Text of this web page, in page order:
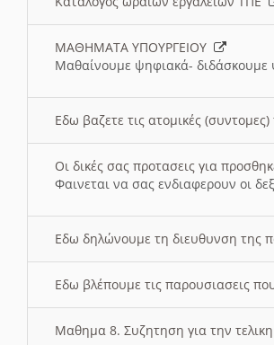
ΜΑΘΗΜΑΤΑ ΥΠΟΥΡΓΕΙΟΥ
Μαθαίνουμε ψηφιακά- διδάσκουμε
Εδω βαζετε τις ατομικές
Οι δικές σας προτασεις για
Φαινεται να σας ενδιαφερουν οι
Εδω δηλώνουμε τη διευθυνση
Εδω βλέπουμε τις παρουσιασεις
Μαθημα 8. Συζητηση για την